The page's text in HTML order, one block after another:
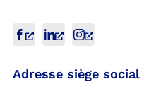
Adresse siège social